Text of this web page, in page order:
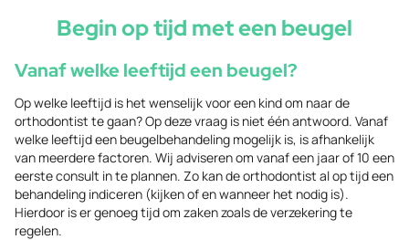
Begin op tijd met een beugel
Vanaf welke leeftijd een beugel?
Op welke leeftijd is het wenselijk voor een kind om naar de
orthodontist te gaan? Op deze vraag is niet één antwoord. Vanaf
welke leeftijd een beugelbehandeling mogelijk is, is afhankelijk
van meerdere factoren. Wij adviseren om vanaf een jaar of 10 een
eerste consult in te plannen. Zo kan de orthodontist al op tijd een
behandeling indiceren (kijken of en wanneer het nodig is).
Hierdoor is er genoeg tijd om zaken zoals de verzekering te
regelen.